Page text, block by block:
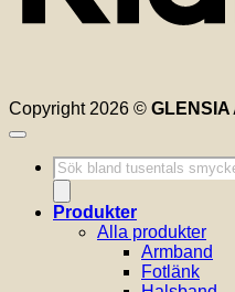
Copyright 2026 © GLENSIA
Produktsökning
Produkter
Alla produkter
Armband
Fotlänk